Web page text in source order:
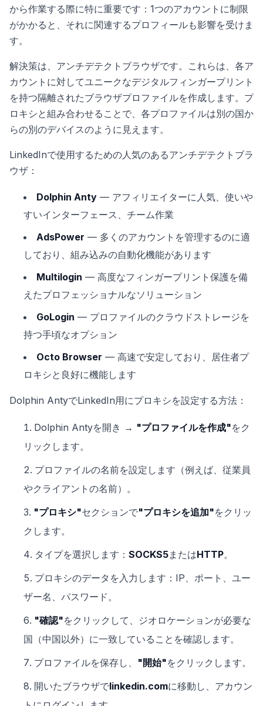
から作業する際に特に重要です：1つのアカウントに制限
がかかると、それに関連するプロフィールも影響を受けま
す。
解決策は、アンチデテクトブラウザです。これらは、各ア
カウントに対してユニークなデジタルフィンガープリント
を持つ隔離されたブラウザプロファイルを作成します。プ
ロキシと組み合わせることで、各プロファイルは別の国か
らの別のデバイスのように見えます。
LinkedInで使用するための人気のあるアンチデテクトブラ
ウザ：
Dolphin Anty — アフィリエイターに人気、使いや
すいインターフェース、チーム作業
AdsPower — 多くのアカウントを管理するのに適
しており、組み込みの自動化機能があります
Multilogin — 高度なフィンガープリント保護を備
えたプロフェッショナルなソリューション
GoLogin — プロファイルのクラウドストレージを
持つ手頃なオプション
Octo Browser — 高速で安定しており、居住者プ
ロキシと良好に機能します
Dolphin AntyでLinkedIn用にプロキシを設定する方法：
Dolphin Antyを開き → "プロファイルを作成"をク
リックします。
プロファイルの名前を設定します（例えば、従業員
やクライアントの名前）。
"プロキシ"セクションで"プロキシを追加"をクリッ
クします。
タイプを選択します： SOCKS5またはHTTP。
プロキシのデータを入力します：IP、ポート、ユー
ザー名、パスワード。
"確認"をクリックして、ジオロケーションが必要な
国（中国以外）に一致していることを確認します。
プロファイルを保存し、 "開始"をクリックします。
開いたブラウザでlinkedin.comに移動し、アカウン